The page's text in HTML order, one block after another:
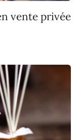
vente privée